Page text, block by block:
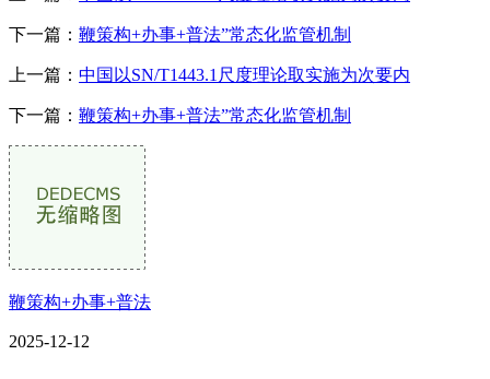
下一篇： 鞭策构+办事+普法”常态化监管机制
上一篇： 中国以SN/T1443.1尺度理论取实施为次要内
下一篇： 鞭策构+办事+普法”常态化监管机制
鞭策构+办事+普法
2025-12-12